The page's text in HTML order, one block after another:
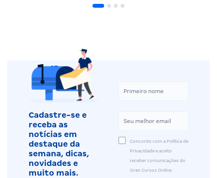
Cadastre-se e
receba as
notícias em
destaque da
semana, dicas,
novidades e
muito mais.
Concordo com a Política de
Privacidade e aceito
receber comunicações do
Gran Cursos Online.